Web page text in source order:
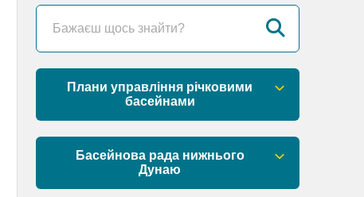
Плани управління річковими
басейнами
План управління річковим басейном
річок Причорномор’я
План управління річковим басейном
Басейнова рада нижнього
Дунаю